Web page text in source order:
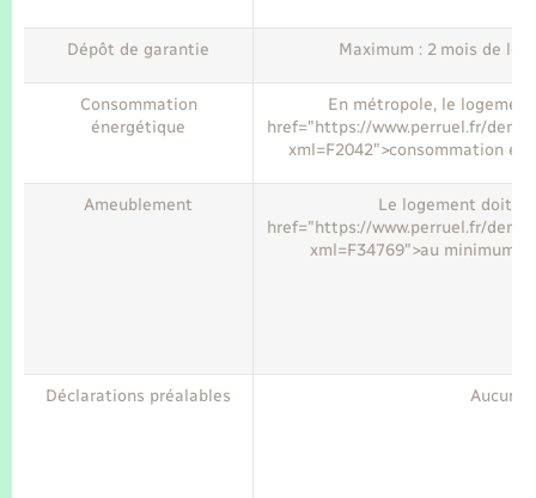
Dépôt de garantie Maximum : 2 mois de
Consommation
énergétique
En métropole, le
href="https://www.perruel.fr/
xml=F2042">consommation
Ameublement
Le logement doit
href="https://www.perruel.fr/
xml=F34769">au minimum
Déclarations préalables Aucune